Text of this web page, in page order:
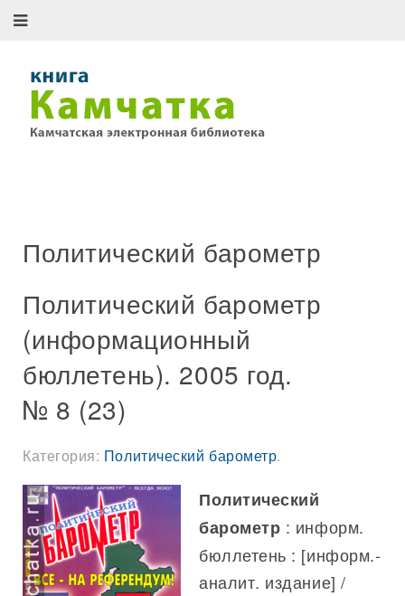
Политический барометр
Политический барометр
(информационный
бюллетень). 2005 год.
№ 8 (23)
Категория: Политический барометр.
Политический
барометр : информ.
бюллетень : [информ.-
аналит. издание] /